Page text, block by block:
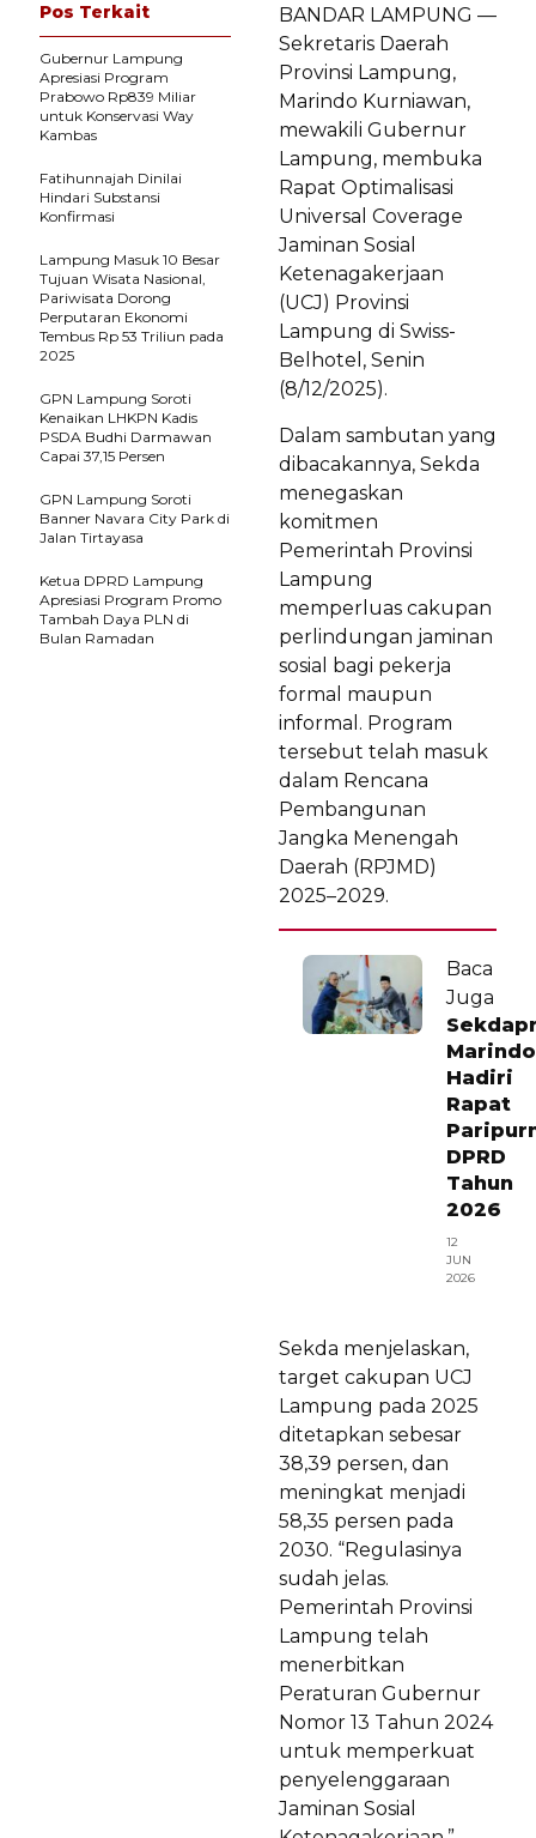
BANDAR LAMPUNG —
Sekretaris Daerah
Provinsi Lampung,
Marindo Kurniawan,
mewakili Gubernur
Lampung, membuka
Rapat Optimalisasi
Universal Coverage
Jaminan Sosial
Ketenagakerjaan
(UCJ) Provinsi
Lampung di Swiss-
Belhotel, Senin
(8/12/2025).
Dalam sambutan yang
dibacakannya, Sekda
menegaskan
komitmen
Pemerintah Provinsi
Lampung
memperluas cakupan
perlindungan jaminan
sosial bagi pekerja
formal maupun
informal. Program
tersebut telah masuk
dalam Rencana
Pembangunan
Jangka Menengah
Daerah (RPJMD)
2025–2029.
Baca
Juga
Marindo
Hadiri
Rapat
DPRD
Tahun
2026
12
JUN
2026
Sekda menjelaskan,
target cakupan UCJ
Lampung pada 2025
ditetapkan sebesar
38,39 persen, dan
meningkat menjadi
58,35 persen pada
2030. “Regulasinya
sudah jelas.
Pemerintah Provinsi
Lampung telah
menerbitkan
Peraturan Gubernur
Nomor 13 Tahun 2024
untuk memperkuat
penyelenggaraan
Jaminan Sosial
Pos Terkait
Gubernur Lampung
Apresiasi Program
Prabowo Rp839 Miliar
untuk Konservasi Way
Kambas
Fatihunnajah Dinilai
Hindari Substansi
Konfirmasi
Lampung Masuk 10 Besar
Tujuan Wisata Nasional,
Pariwisata Dorong
Perputaran Ekonomi
Tembus Rp 53 Triliun pada
2025
GPN Lampung Soroti
Kenaikan LHKPN Kadis
PSDA Budhi Darmawan
Capai 37,15 Persen
GPN Lampung Soroti
Banner Navara City Park di
Jalan Tirtayasa
Ketua DPRD Lampung
Apresiasi Program Promo
Tambah Daya PLN di
Bulan Ramadan